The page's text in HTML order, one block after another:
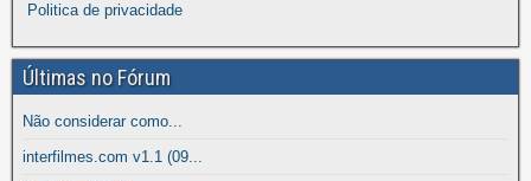
Politica de privacidade
Últimas no Fórum
Não considerar como...
interfilmes.com v1.1 (09...